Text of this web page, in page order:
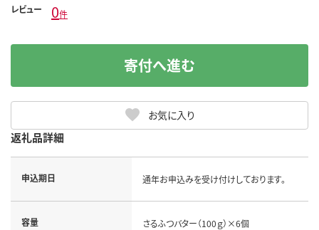
レビュー 0件
お気に入り
寄付へ進む
返礼品詳細
申込期日 通年お申込みを受け付けしております。
容量 さるふつバター（100ｇ）×6個